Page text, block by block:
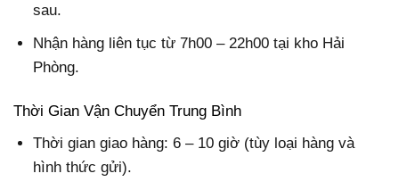
sau.
Nhận hàng liên tục từ 7h00 – 22h00 tại kho Hải
Phòng.
Thời Gian Vận Chuyển Trung Bình
Thời gian giao hàng: 6 – 10 giờ (tùy loại hàng và
hình thức gửi).